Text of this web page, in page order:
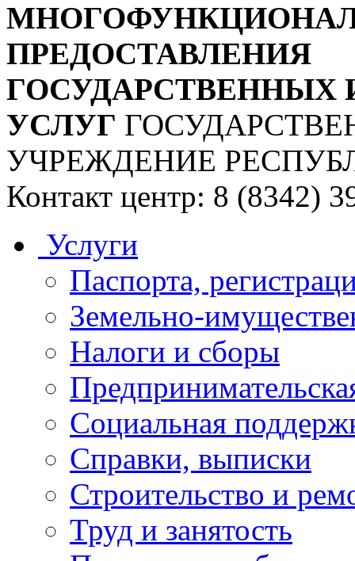
ПРЕДОСТАВЛЕНИЯ
УСЛУГ
УЧРЕЖДЕНИЕ
Контакт центр: 8 (8342)
Услуги
Паспорта,
Земельно-
Налоги и сборы
Социальная
Справки, выписки
Строительство и
Труд и занятость